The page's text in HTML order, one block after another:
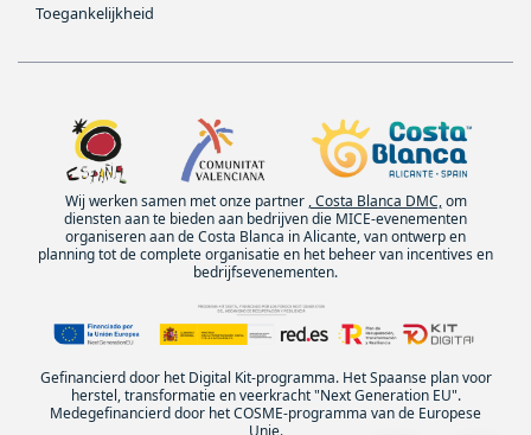
Toegankelijkheid
Wij werken samen met onze partner , Costa Blanca DMC,om
diensten aan te bieden aan bedrijven die MICE-evenementen
organiseren aan de Costa Blanca in Alicante, van ontwerp en
planning tot de complete organisatie en het beheer van incentives en
bedrijfsevenementen.
Gefinancierd door het Digital Kit-programma. Het Spaanse plan voor
herstel, transformatie en veerkracht "Next Generation EU".
Medegefinancierd door het COSME-programma van de Europese
Unie.